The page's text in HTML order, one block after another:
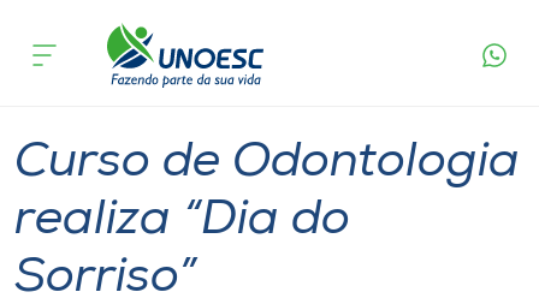
Cursos
Atendimento ao Estudante
acontece
Curso de Odontologia
realiza “Dia do
Sorriso”